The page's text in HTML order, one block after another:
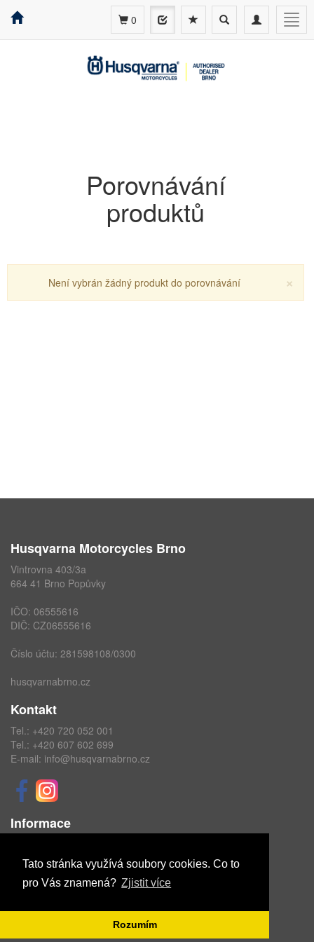
Tato stránka využívá soubory cookies. Co to
pro Vás znamená? Zjistit více
Rozumím
Toggle
navigation
Toggle
search
0
Porovnávání
produktů
×
Není vybrán žádný produkt do porovnávání
Husqvarna Motorcycles Brno
Vintrovna 403/3a
664 41 Brno Popůvky
IČO: 06555616
DIČ: CZ06555616
Číslo účtu: 281598108/0300
husqvarnabrno.cz
Kontakt
Tel.: +420 720 052 001
Tel.: +420 607 602 699
E-mail: info@husqvarnabrno.cz
Informace
Ochrana osobních údajů
Copyright © ABRA Software a.s. 2020